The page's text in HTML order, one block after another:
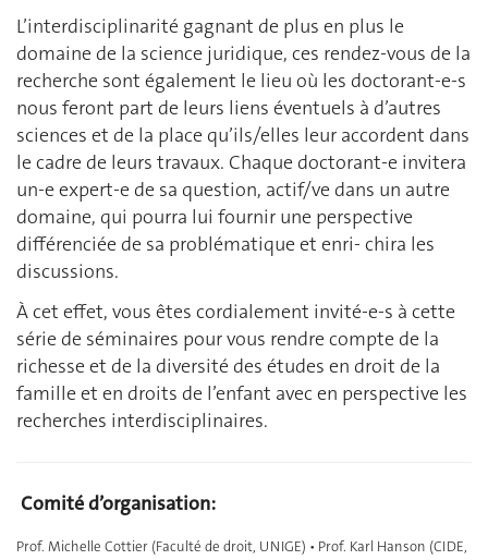
L’interdisciplinarité gagnant de plus en plus le
domaine de la science juridique, ces rendez-vous de la
recherche sont également le lieu où les doctorant-e-s
nous feront part de leurs liens éventuels à d’autres
sciences et de la place qu’ils/elles leur accordent dans
le cadre de leurs travaux. Chaque doctorant-e invitera
un-e expert-e de sa question, actif/ve dans un autre
domaine, qui pourra lui fournir une perspective
différenciée de sa problématique et enri- chira les
discussions.
À cet effet, vous êtes cordialement invité-e-s à cette
série de séminaires pour vous rendre compte de la
richesse et de la diversité des études en droit de la
famille et en droits de l’enfant avec en perspective les
recherches interdisciplinaires.
Comité d’organisation:
Prof. Michelle Cottier (Faculté de droit, UNIGE) • Prof. Karl Hanson (CIDE,